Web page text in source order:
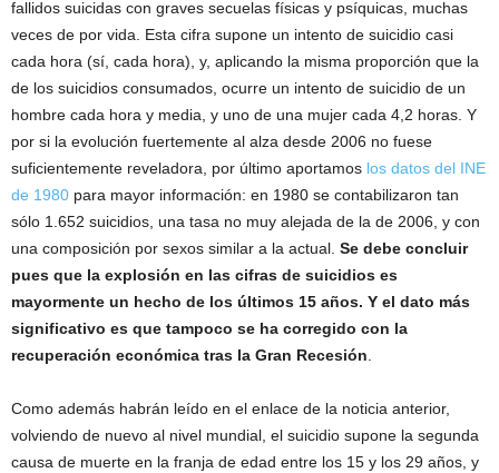
fallidos suicidas con graves secuelas físicas y psíquicas, muchas
veces de por vida. Esta cifra supone un intento de suicidio casi
cada hora (sí, cada hora), y, aplicando la misma proporción que la
de los suicidios consumados, ocurre un intento de suicidio de un
hombre cada hora y media, y uno de una mujer cada 4,2 horas. Y
por si la evolución fuertemente al alza desde 2006 no fuese
suficientemente reveladora, por último aportamos los datos del INE
de 1980 para mayor información: en 1980 se contabilizaron tan
sólo 1.652 suicidios, una tasa no muy alejada de la de 2006, y con
una composición por sexos similar a la actual. Se debe concluir
pues que la explosión en las cifras de suicidios es
mayormente un hecho de los últimos 15 años. Y el dato más
significativo es que tampoco se ha corregido con la
recuperación económica tras la Gran Recesión
Como además habrán leído en el enlace de la noticia anterior,
volviendo de nuevo al nivel mundial, el suicidio supone la segunda
causa de muerte en la franja de edad entre los 15 y los 29 años, y